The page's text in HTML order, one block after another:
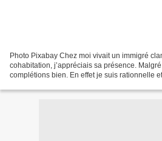
Photo Pixabay Chez moi vivait un immigré
cohabitation, j’appréciais sa présence.
complétions bien. En effet je suis rationnelle et